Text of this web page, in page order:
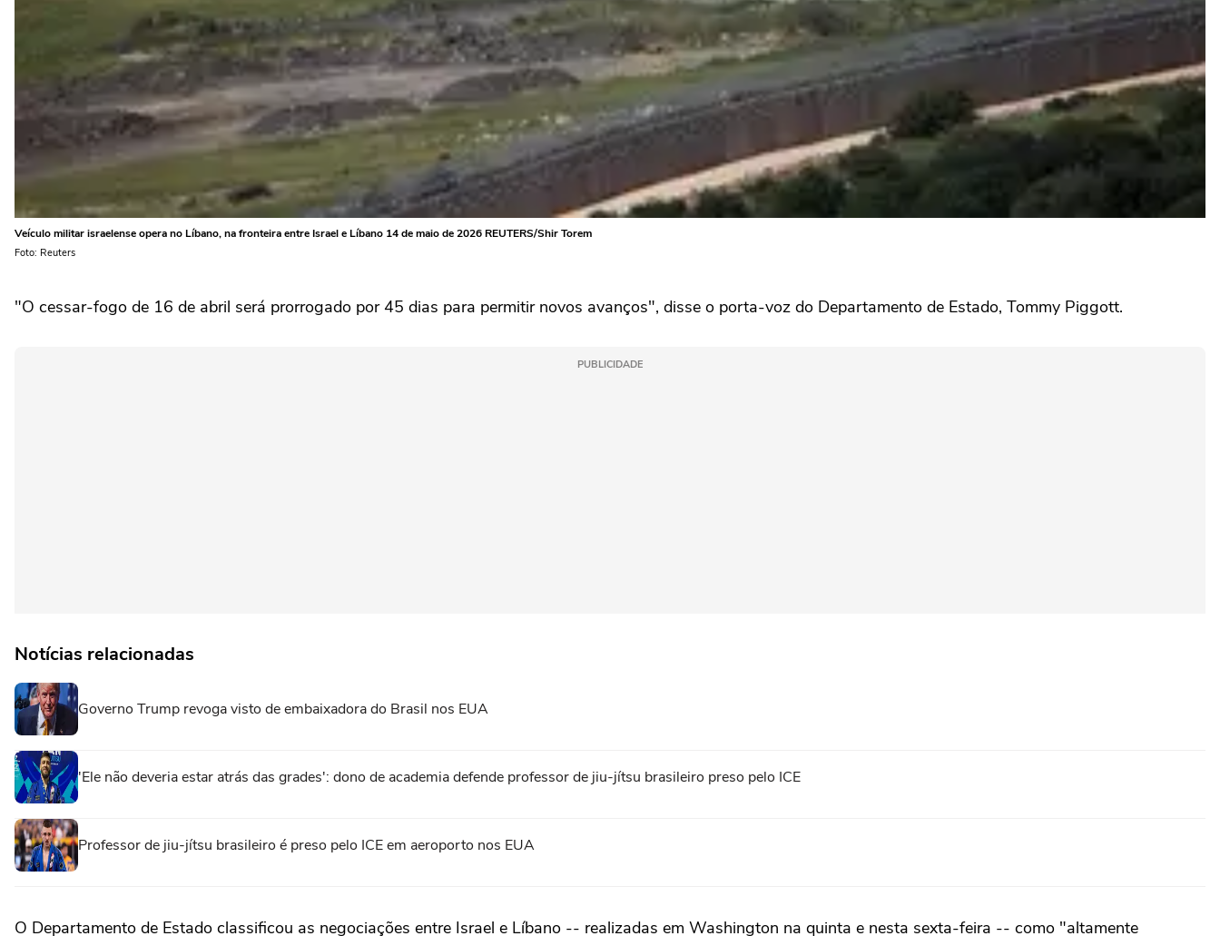
Veículo militar israelense opera no Líbano, na fronteira entre Israel e Líbano 14 de maio de 2026 REUTERS/Shir Torem
Foto: Reuters
"O cessar-fogo de ‌16 de abril será prorrogado por 45 dias para permitir novos ‌avanços", disse o porta-voz ‌do Departamento de Estado, ⁠Tommy Piggott.
PUBLICIDADE
Notícias relacionadas
Governo Trump revoga visto de embaixadora do Brasil nos EUA
'Ele não deveria estar atrás das grades': dono de academia defende professor de jiu-jítsu brasileiro preso pelo ICE
Professor de jiu-jítsu brasileiro é preso pelo ICE em aeroporto nos EUA
O Departamento de Estado classificou as negociações entre Israel e Líbano -- realizadas em Washington na quinta e nesta sexta-feira -- como "altamente